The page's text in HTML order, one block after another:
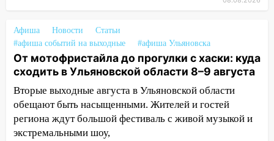
13:08 Ураган ударил по Ульяновску:
сорванные крыши, поваленные деревья,
затопленные улицы и остановившиеся
трамваи
12:17 Ульяновск накрыл крупный град:
после ливня город снова уходит под
воду
Афиша Новости
Статьи
#афиша событий на выходные
#афиша Ульяновска
От мотофристайла до прогулки с хаски: куда
сходить в Ульяновской области 8–9 августа
Вторые выходные августа в Ульяновской области
обещают быть насыщенными. Жителей и гостей
региона ждут большой фестиваль с живой музыкой и
экстремальными шоу,